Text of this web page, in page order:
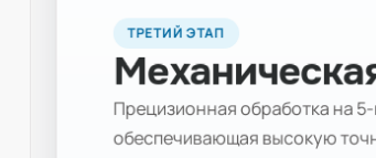
ТРЕТИЙ ЭТАП
Прецизионная обработка на
обеспечивающая высокую